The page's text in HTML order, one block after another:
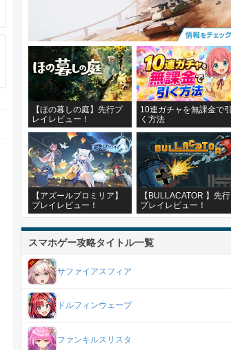
【ほの暮しの庭】先行プ
レイレビュー！
10連ガチャを無課金で引
く方法
【アズールプロミリア】
プレイレビュー！
【BULLACATOR 】先行
プレイレビュー！
スマホゲー攻略タイトル一覧
サファイアスフィア
ドルフィンウェーブ
ファンキルスリスタ